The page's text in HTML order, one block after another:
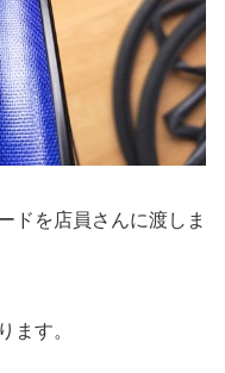
ドを店員さんに渡しま
す。